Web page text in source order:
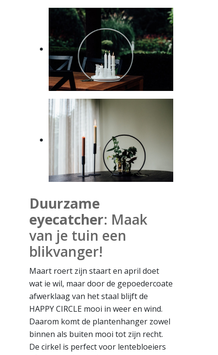
Duurzame
eyecatcher: Maak
van je tuin een
blikvanger!
Maart roert zijn staart en april doet
wat ie wil, maar door de gepoedercoate
afwerklaag van het staal blijft de
HAPPY CIRCLE mooi in weer en wind.
Daarom komt de plantenhanger zowel
binnen als buiten mooi tot zijn recht.
De cirkel is perfect voor lentebloeiers